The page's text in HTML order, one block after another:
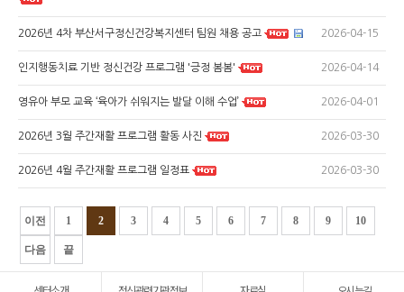
2026년 4차 부산서구정신건강복지센터 팀원 채용 공고 2026-04-15
인지행동치료 기반 정신건강 프로그램 '긍정 봄봄' 2026-04-14
영유아 부모 교육 ‘육아가 쉬워지는 발달 이해 수업’ 2026-04-01
2026년 3월 주간재활 프로그램 활동 사진 2026-03-30
2026년 4월 주간재활 프로그램 일정표 2026-03-30
이전 1 2 3 4 5 6 7 8 9 10
다음 끝